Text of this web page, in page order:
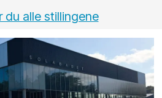
du alle stillingene